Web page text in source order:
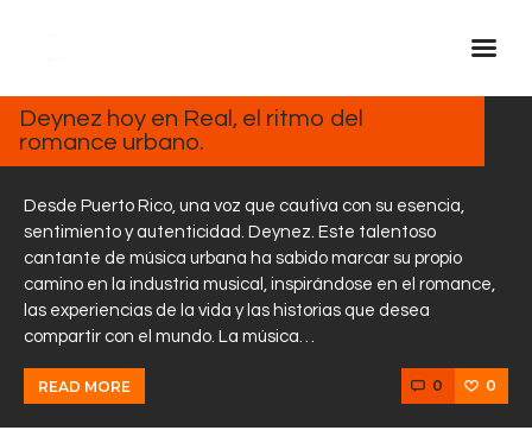
Inicio Real FM
En Vivo
Descarga La APP
Programas
Noticias
Equipo
Sobre Nosotros
2025
Deynez hoy en Real, el ritmo del
romance urbano.
Desde Puerto Rico, una voz que cautiva con su esencia,
sentimiento y autenticidad. Deynez. Este talentoso
cantante de música urbana ha sabido marcar su propio
camino en la industria musical, inspirándose en el romance,
las experiencias de la vida y las historias que desea
compartir con el mundo. La música…
READ MORE 0 0